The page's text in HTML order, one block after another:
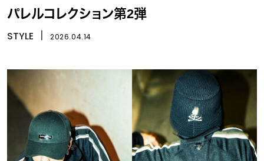
パレルコレクション第2弾
STYLE 2026.04.14